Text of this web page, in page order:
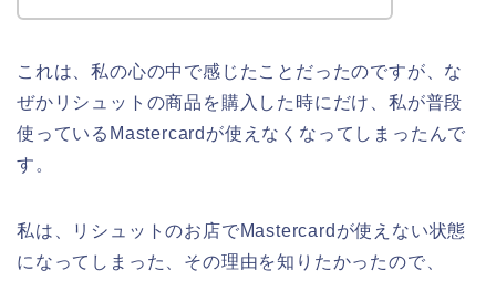
これは、私の心の中で感じたことだったのですが、な
ぜかリシュットの商品を購入した時にだけ、私が普段
使っているMastercardが使えなくなってしまったんで
す。
私は、リシュットのお店でMastercardが使えない状態
になってしまった、その理由を知りたかったので、